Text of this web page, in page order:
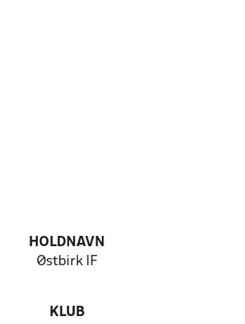
HOLDNAVN
Østbirk IF
KLUB